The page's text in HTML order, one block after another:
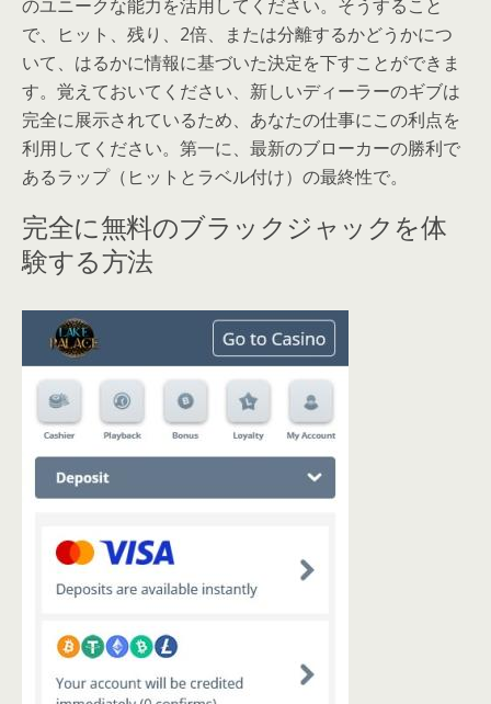
のユニークな能力を活用してください。そうすること
で、ヒット、残り、2倍、または分離するかどうかにつ
いて、はるかに情報に基づいた決定を下すことができま
す。覚えておいてください、新しいディーラーのギブは
完全に展示されているため、あなたの仕事にこの利点を
利用してください。第一に、最新のブローカーの勝利で
あるラップ（ヒットとラベル付け）の最終性で。
完全に無料のブラックジャックを体
験する方法